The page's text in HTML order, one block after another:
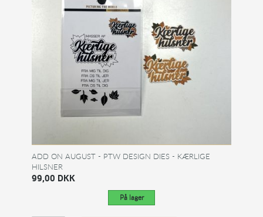
ADD ON AUGUST - PTW DESIGN DIES - KÆRLIGE
HILSNER
99,00 DKK
På lager